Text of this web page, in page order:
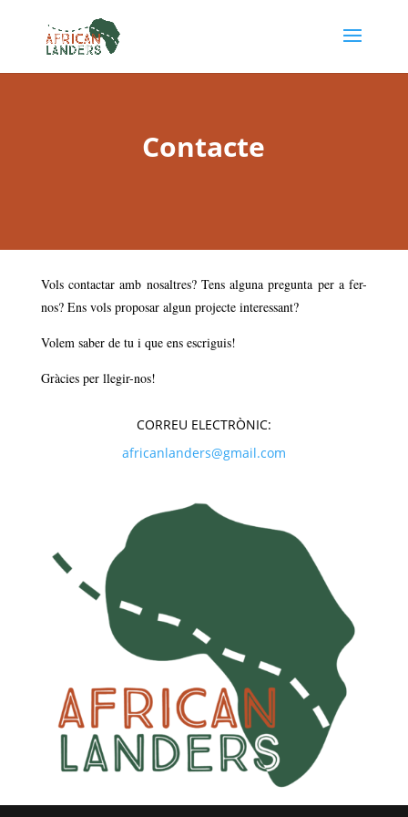
Contacte
Vols contactar amb nosaltres? Tens alguna pregunta per a fer-
nos? Ens vols proposar algun projecte interessant?
Volem saber de tu i que ens escriguis!
Gràcies per llegir-nos!
CORREU ELECTRÒNIC:
africanlanders@gmail.com